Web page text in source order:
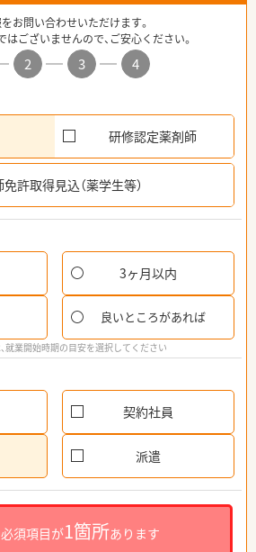
お問い合わせいただけます。
ございませんので、ご安心ください。
2 3
4
研修認定薬剤師
許取得見込（薬学生等）
3ヶ月以内
良いところがあれば
就業開始時期の目安を選択してください
契約社員
派遣
須項目が1箇所あります